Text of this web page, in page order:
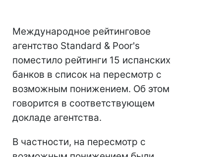
Международное рейтинговое
агентство Standard & Poor's
поместило рейтинги 15 испанских
банков в список на пересмотр с
возможным понижением. Об этом
говорится в соответствующем
докладе агентства.
В частности, на пересмотр с